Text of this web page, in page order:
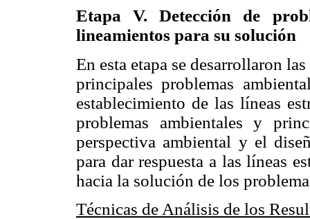
Etapa V. Detección de
lineamientos para su solución
En esta etapa se desarrollaron
principales problemas
establecimiento de las líneas
problemas ambientales y
perspectiva ambiental y el
para dar respuesta a las líneas
hacia la solución de los
Técnicas de Análisis de los